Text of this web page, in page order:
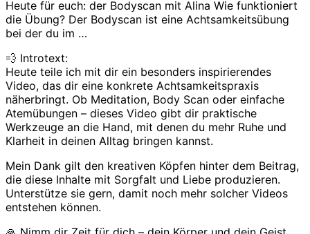
Heute für euch: der Bodyscan mit Alina Wie funktioniert
die Übung? Der Bodyscan ist eine Achtsamkeitsübung
bei der du im …
💨 Introtext:
Heute teile ich mit dir ein besonders inspirierendes
Video, das dir eine konkrete Achtsamkeitspraxis
näherbringt. Ob Meditation, Body Scan oder einfache
Atemübungen – dieses Video gibt dir praktische
Werkzeuge an die Hand, mit denen du mehr Ruhe und
Klarheit in deinen Alltag bringen kannst.
Mein Dank gilt den kreativen Köpfen hinter dem Beitrag,
die diese Inhalte mit Sorgfalt und Liebe produzieren.
Unterstütze sie gern, damit noch mehr solcher Videos
entstehen können.